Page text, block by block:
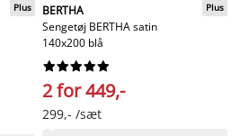
Plus
BERTHA
Sengetøj BERTHA satin
140x200 blå
Plus






2 for 449,-
299,- /sæt